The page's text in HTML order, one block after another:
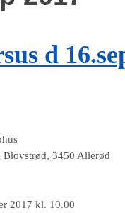
d
Blovstrød, 3450 Allerød
2017 kl. 10.00